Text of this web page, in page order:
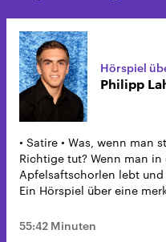
Hörspiel
Philipp
• Satire • Was, wenn man
Richtige tut? Wenn man
Apfelsaftschorlen lebt
Ein Hörspiel über eine
55:42 Minuten